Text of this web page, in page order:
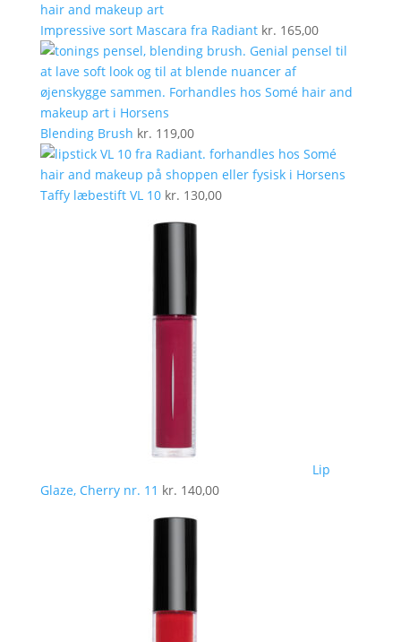
Impressive sort Mascara fra Radiant kr. 165,00
Blending Brush kr. 119,00
Taffy læbestift VL 10 kr. 130,00
Lip
Glaze, Cherry nr. 11 kr. 140,00